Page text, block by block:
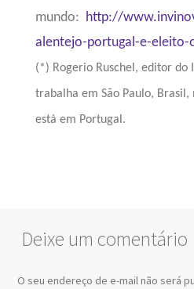
mundo:
http://
alentejo-portugal-e-eleito-
(*) Rogerio Ruschel, editor do
trabalha em São Paulo, Brasil,
está em Portugal.
Deixe um comentário
O seu endereço de e-mail não será